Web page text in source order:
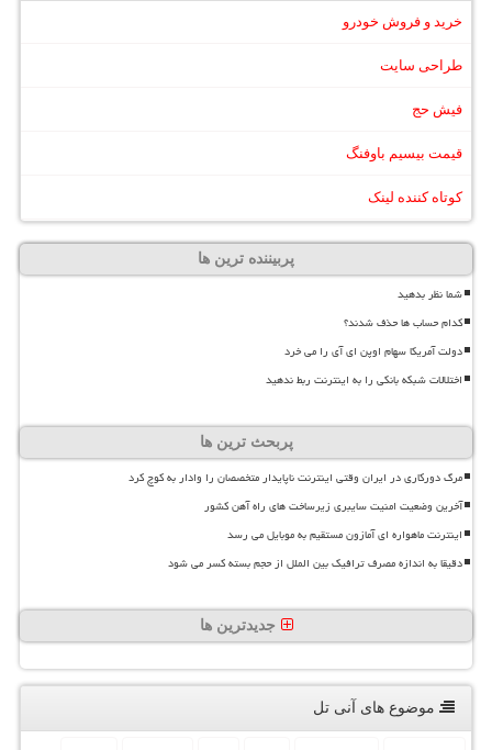
خرید و فروش خودرو
طراحی سایت
فیش حج
قیمت بیسیم باوفنگ
کوتاه کننده لینک
پربیننده ترین ها
شما نظر بدهید
کدام حساب ها حذف شدند؟
دولت آمریکا سهام اوپن ای آی را می خرد
اختلالات شبکه بانکی را به اینترنت ربط ندهید
پربحث ترین ها
مرگ دورکاری در ایران وقتی اینترنت ناپایدار متخصصان را وادار به کوچ کرد
آخرین وضعیت امنیت سایبری زیرساخت های راه آهن کشور
اینترنت ماهواره ای آمازون مستقیم به موبایل می رسد
دقیقا به اندازه مصرف ترافیک بین الملل از حجم بسته کسر می شود
جدیدترین ها
موضوع های آنی تل